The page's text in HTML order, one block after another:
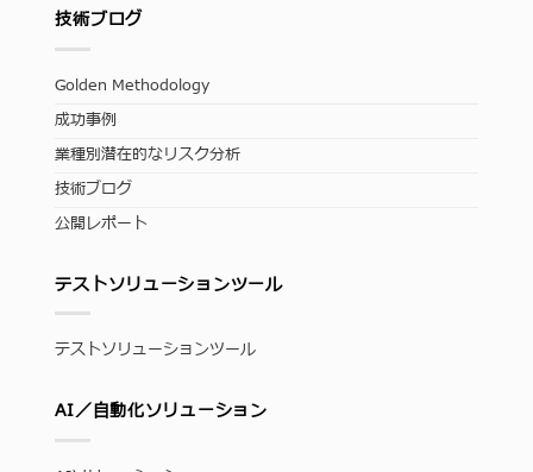
技術ブログ
Golden Methodology
成功事例
業種別潜在的なリスク分析
技術ブログ
公開レポート
テストソリューションツール
テストソリューションツール
AI／自動化ソリューション